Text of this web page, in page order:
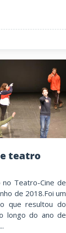
no Teatro-Cine de
de 2018.Foi um
que resultou do
longo do ano de